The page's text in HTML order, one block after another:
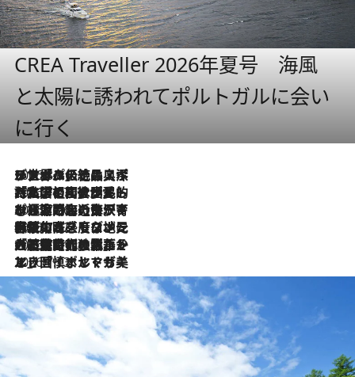
CREA Traveller 2026年夏号 海風
と太陽に誘われてポルトガルに会い
に行く
2026.8.8
リスボンの絶品スイーツ「パステル・デ・ナタ」とは？ポルトガル伝統の奥深い世界へ
2026.7.27
「私の祖国はポルトガル語です」国民的詩人フェルナンド・ペソアと、彼が愛した文学の街を歩く
2026.7.26
ポルトガル近海が育む極上の海の幸。キリリと冷えた白ワインと愉しむ、シーフード専門店の贅沢
2026.7.22
伝統の味をモダンに昇華。高感度な地元客が集う、リスボンの最旬ガストロノミー
2026.7.21
大航海時代の栄華から、震災、独裁、そして革命へ。ポルトガル・首都リスボンの石畳に刻まれた「歴史の光と影」
2026.7.13
エッセイ・ヤマザキマリ「慎ましくも美しき国 ポルトガル」